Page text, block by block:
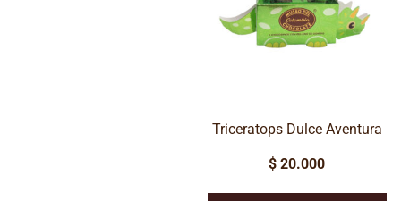
Triceratops Dulce Aventura
$ 20.000